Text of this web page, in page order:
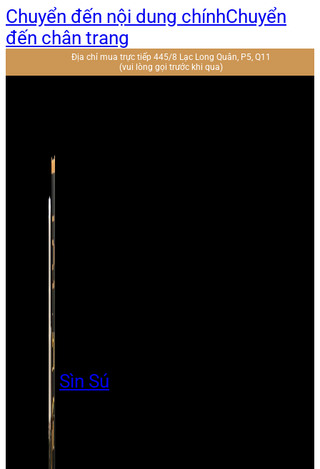
Chuyển đến nội dung chínhChuyển
đến chân trang
Địa chỉ mua trực tiếp 445/8 Lạc Long Quân, P5, Q11
(vui lòng gọi trước khi qua)
Sìn Sú